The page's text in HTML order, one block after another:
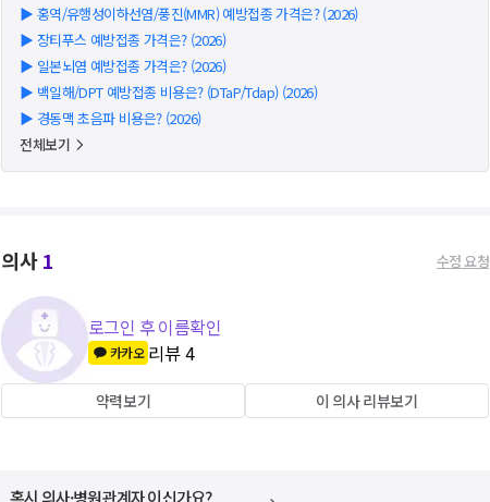
▶ 홍역/유행성이하선염/풍진(MMR) 예방접종 가격은? (2026)
▶ 장티푸스 예방접종 가격은? (2026)
▶ 일본뇌염 예방접종 가격은? (2026)
▶ 백일해/DPT 예방접종 비용은? (DTaP/Tdap) (2026)
▶ 경동맥 초음파 비용은? (2026)
전체보기
의사1 수정 요청
로그인 후 이름확인
카카오 리뷰4
약력보기 이 의사 리뷰보기
혹시 의사·병원관계자 이신가요?